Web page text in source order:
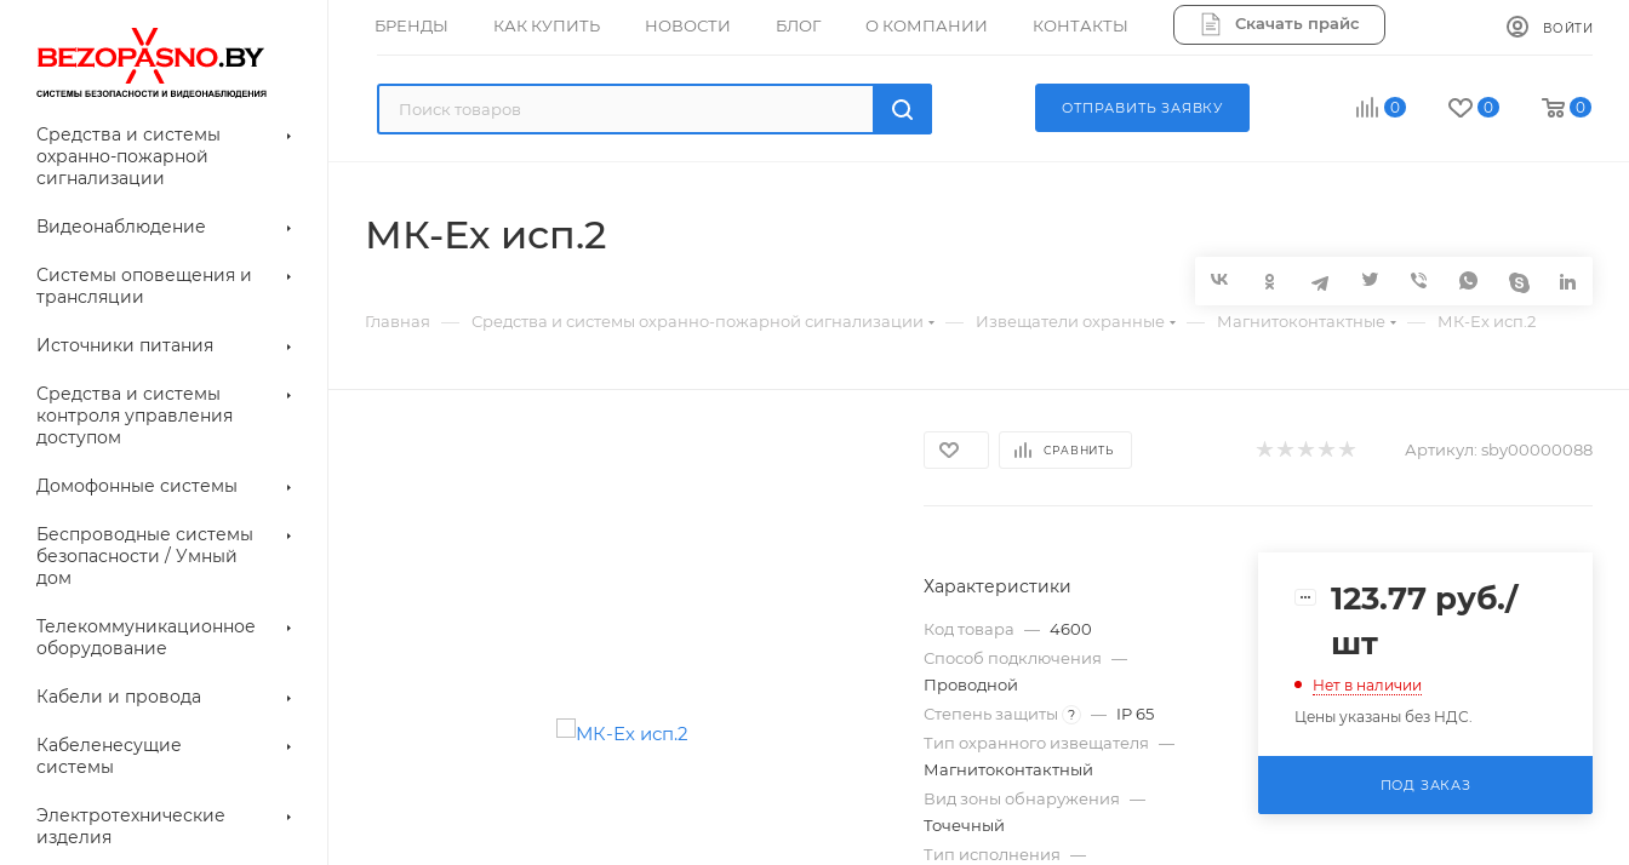
БРЕНДЫ КАК КУПИТЬ НОВОСТИ БЛОГ О КОМПАНИИ КОНТАКТЫ Скачать прайс ВОЙТИ
0 0 0
ОТПРАВИТЬ ЗАЯВКУ
Средства и системы
охранно-пожарной
сигнализации
Видеонаблюдение
для
Системы оповещения и
трансляции
указатели (табло)
Источники питания
Средства и системы
контроля управления
доступом
Домофонные системы
Беспроводные системы
безопасности / Умный
дом
Телекоммуникационное
оборудование
Кабели и провода
Кабеленесущие
системы
Электротехнические
изделия
МК-Ех исп.2
Главная — Средства и системы охранно-пожарной сигнализации — Извещатели охранные — Магнитоконтактные — МК-Ех исп.2
СРАВНИТЬ Артикул: sby00000088
Характеристики
Код товара — 4600
Способ подключения —
Проводной
Степень защиты
? — IP 65
Тип охранного извещателя —
Магнитоконтактный
Вид зоны обнаружения —
Точечный
Тип исполнения —
123.77 руб./
шт
Нет в наличии
Цены указаны без НДС.
ПОД ЗАКАЗ